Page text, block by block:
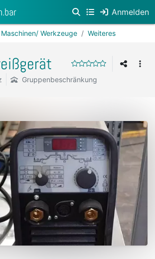
Anmelden
Maschinen/ Werkzeuge Weiteres
Gruppenbeschränkung